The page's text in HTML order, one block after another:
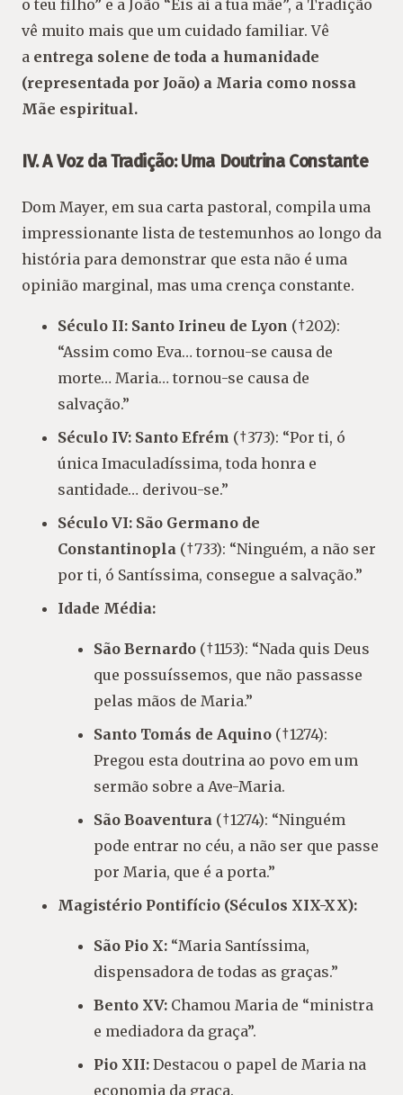
o teu filho” e a João “Eis aí a tua mãe”, a Tradição
vê muito mais que um cuidado familiar. Vê
a entrega solene de toda a humanidade
(representada por João) a Maria como nossa
Mãe espiritual.
IV. A Voz da Tradição: Uma Doutrina Constante
Dom Mayer, em sua carta pastoral, compila uma
impressionante lista de testemunhos ao longo da
história para demonstrar que esta não é uma
opinião marginal, mas uma crença constante.
Século II: Santo Irineu de Lyon (†202):
“Assim como Eva… tornou-se causa de
morte… Maria… tornou-se causa de
salvação.”
Século IV: Santo Efrém (†373): “Por ti, ó
única Imaculadíssima, toda honra e
santidade… derivou-se.”
Século VI: São Germano de
Constantinopla (†733): “Ninguém, a não ser
por ti, ó Santíssima, consegue a salvação.”
Idade Média:
São Bernardo (†1153): “Nada quis Deus
que possuíssemos, que não passasse
pelas mãos de Maria.”
Santo Tomás de Aquino (†1274):
Pregou esta doutrina ao povo em um
sermão sobre a Ave-Maria.
São Boaventura (†1274): “Ninguém
pode entrar no céu, a não ser que passe
por Maria, que é a porta.”
Magistério Pontifício (Séculos XIX-XX):
São Pio X: “Maria Santíssima,
dispensadora de todas as graças.”
Bento XV: Chamou Maria de “ministra
e mediadora da graça”.
Pio XII: Destacou o papel de Maria na
economia da graça.